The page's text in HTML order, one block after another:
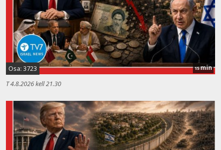
Osa: 3723 15min
T 4.8.2026 kell 21.30